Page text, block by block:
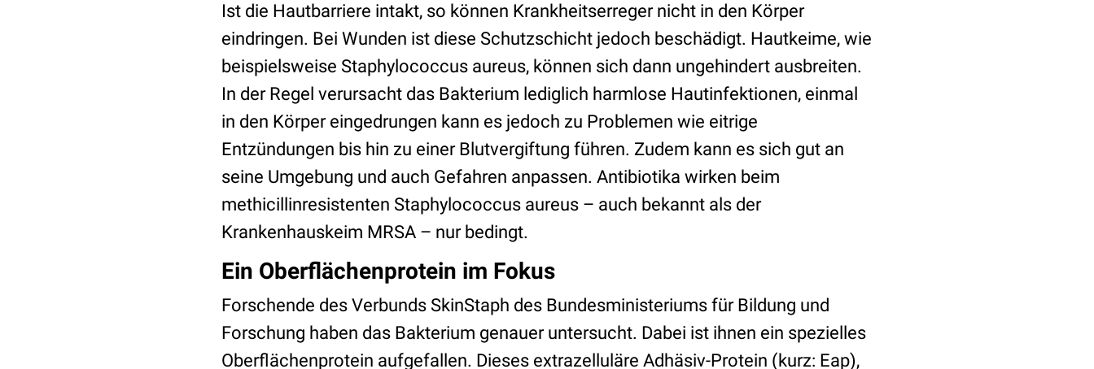
Ist die Hautbarriere intakt, so können Krankheitserreger nicht in den Körper
eindringen. Bei Wunden ist diese Schutzschicht jedoch beschädigt. Hautkeime, wie
beispielsweise Staphylococcus aureus, können sich dann ungehindert ausbreiten.
In der Regel verursacht das Bakterium lediglich harmlose Hautinfektionen, einmal
in den Körper eingedrungen kann es jedoch zu Problemen wie eitrige
Entzündungen bis hin zu einer Blutvergiftung führen. Zudem kann es sich gut an
seine Umgebung und auch Gefahren anpassen. Antibiotika wirken beim
methicillinresistenten Staphylococcus aureus – auch bekannt als der
Krankenhauskeim MRSA – nur bedingt.
Ein Oberflächenprotein im Fokus
Forschende des Verbunds SkinStaph des Bundesministeriums für Bildung und
Forschung haben das Bakterium genauer untersucht. Dabei ist ihnen ein spezielles
Oberflächenprotein aufgefallen. Dieses extrazelluläre Adhäsiv-Protein (kurz: Eap),